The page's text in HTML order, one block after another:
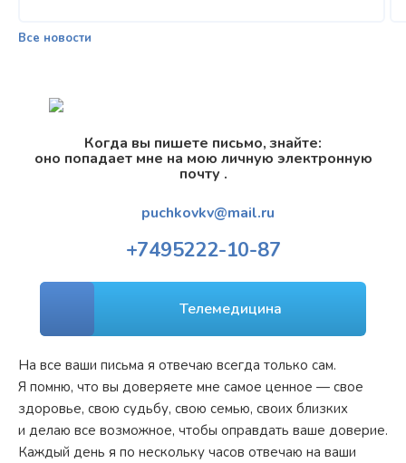
Все новости
Когда вы пишете письмо, знайте:
оно попадает мне на мою личную электронную
почту .
puchkovkv@mail.ru
+7495222-10-87
Телемедицина
На все ваши письма я отвечаю всегда только сам.
Я помню, что вы доверяете мне самое ценное — свое
здоровье, свою судьбу, свою семью, своих близких
и делаю все возможное, чтобы оправдать ваше доверие.
Каждый день я по нескольку часов отвечаю на ваши